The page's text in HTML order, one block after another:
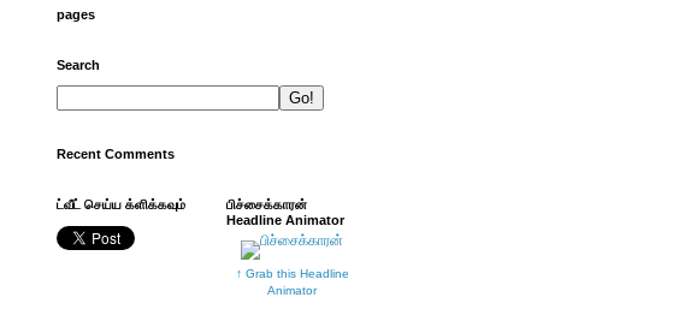
pages
Search
Recent Comments
ட்வீட் செய்ய க்ளிக்கவும்
பிச்சைக்காரன்
Headline Animator
↑ Grab this Headline
Animator